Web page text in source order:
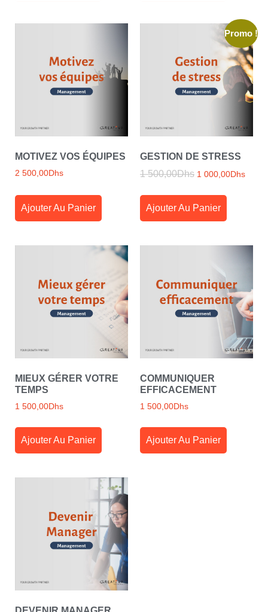
MOTIVEZ VOS ÉQUIPES
2 500,00Dhs
Ajouter Au Panier
Promo !
GESTION DE STRESS
1 500,00Dhs 1 000,00Dhs
Ajouter Au Panier
MIEUX GÉRER VOTRE
TEMPS
1 500,00Dhs
Ajouter Au Panier
COMMUNIQUER
EFFICACEMENT
1 500,00Dhs
Ajouter Au Panier